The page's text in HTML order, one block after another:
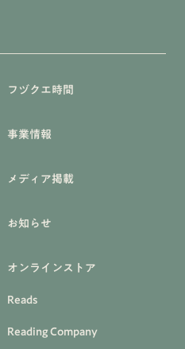
フヅクエ時間
事業情報
メディア掲載
お知らせ
オンラインストア
Reads
Reading Company